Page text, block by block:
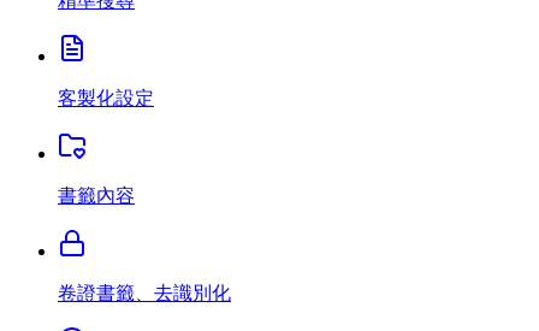
客製化設定
書籤內容
卷證書籤、去識別化